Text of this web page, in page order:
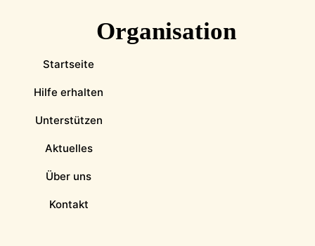
Organisation
Startseite
Hilfe erhalten
Unterstützen
Aktuelles
Über uns
Kontakt